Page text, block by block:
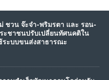
ชวน จ๊ะจ๋า-พริมรตา และ รอน-
ะชาชนปรับเปลี่ยนทัศนคติใน
ระบบขนส่งสาธารณะ